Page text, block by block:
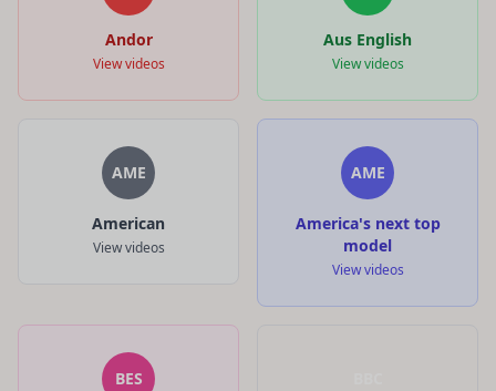
Andor
View videos
Aus English
View videos
AME
American
View videos
AME
America's next top
model
View videos
BES